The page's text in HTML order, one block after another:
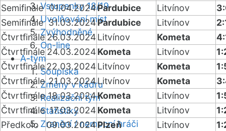
Vstupenky 18/19
Uvolňování míst
Zvýhodněné
On-line
A-tým
Soupiska
Změny v kádru
Realizační tým
Statistiky
Zranění / nemocní hráči
Semifinále 01.04.2024Pardubice Litvínov
Semifinále 31.03.2024Pardubice Litvínov
Čtvrtfinále26.03.2024Litvínov Kometa
Čtvrtfinále 24.03.2024Kometa Litvínov
Čtvrtfinále22.03.2024Litvínov Kometa
Čtvrtfinále 21.03.2024Litvínov Kometa
Čtvrtfinále 18.03.2024Kometa Litvínov
Čtvrtfinále 17.03.2024Kometa Litvínov
Předkolo
09.03.2024Plzeň Litvínov